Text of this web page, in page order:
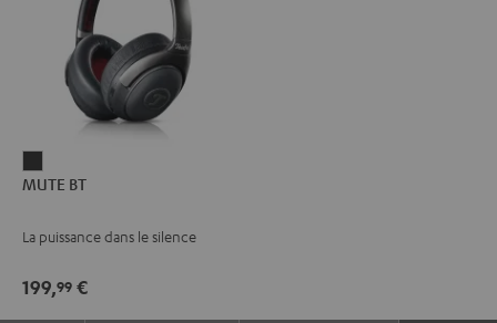
BT
MUTE BT
La puissance dans le silence
199,99 €